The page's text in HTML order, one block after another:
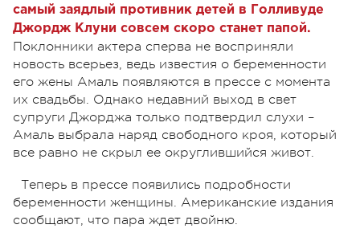
самый заядлый противник детей в Голливуде
Джордж Клуни совсем скоро станет папой.
Поклонники актера сперва не восприняли
новость всерьез, ведь известия о беременности
его жены Амаль появляются в прессе с момента
их свадьбы. Однако недавний выход в свет
супруги Джорджа только подтвердил слухи –
Амаль выбрала наряд свободного кроя, который
все равно не скрыл ее округлившийся живот.
Теперь в прессе появились подробности
беременности женщины. Американские издания
сообщают, что пара ждет двойню.